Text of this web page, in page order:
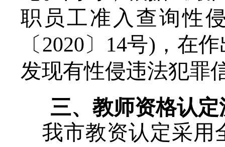
职员工准入查询性
〔2020〕14号)，在
发现有性侵违法犯罪
三、教师资格认定
我市教资认定采用